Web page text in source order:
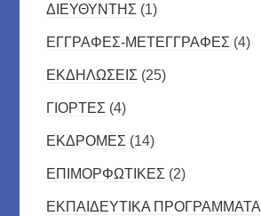
ΔΙΕΥΘΥΝΤΗΣ (1)
ΕΓΓΡΑΦΕΣ-ΜΕΤΕΓΓΡΑΦΕΣ (4)
ΕΚΔΗΛΩΣΕΙΣ (25)
ΓΙΟΡΤΕΣ (4)
ΕΚΔΡΟΜΕΣ (14)
ΕΠΙΜΟΡΦΩΤΙΚΕΣ (2)
ΕΚΠΑΙΔΕΥΤΙΚΑ ΠΡΟΓΡΑΜΜΑΤΑ